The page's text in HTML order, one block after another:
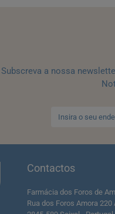
Subscreva a nossa
Contactos
Farmácia dos Foros de
Rua dos Foros Amora 220